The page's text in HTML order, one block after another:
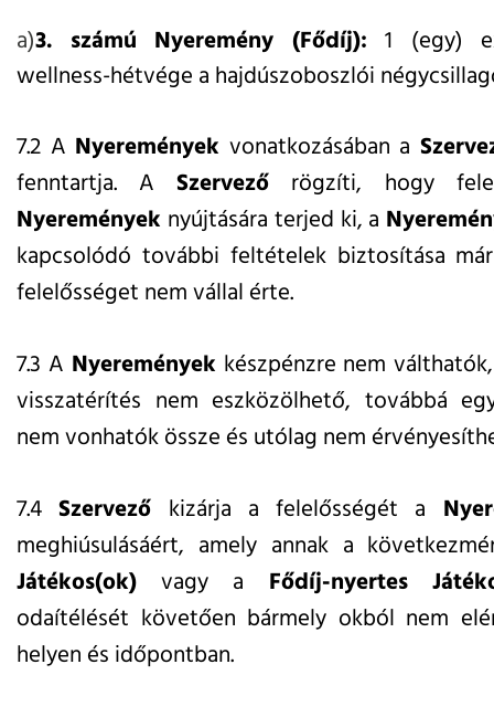
a)3. számú Nyeremény (Fődíj): 1 (egy)
wellness-hétvége a hajdúszoboszlói
7.2 A Nyeremények vonatkozásában a
fenntartja. ASzervező rögzíti, hogy
Nyeremények nyújtására terjed ki, a
kapcsolódó további feltételek biztosítása
felelősséget nem vállal érte.
7.3 A Nyeremények készpénzre nem
visszatérítés nem eszközölhető, továbbá
nem vonhatók össze és utólag nem
7.4Szervező kizárja a felelősségét a
meghiúsulásáért, amely annak a
Játékos(ok) vagy a Fődíj-nyertes
odaítélését követően bármely okból nem
helyen és időpontban.